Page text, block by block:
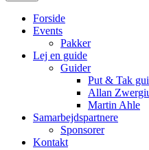
Forside
Events
Pakker
Lej en guide
Guider
Put & Tak
Allan
Martin Ahle
Samarbejdspartnere
Sponsorer
Kontakt